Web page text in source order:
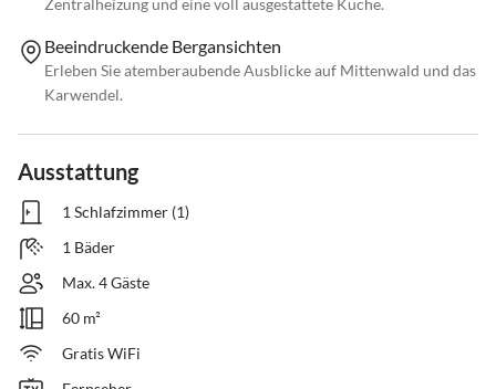
Zentralheizung und eine voll ausgestattete Küche.
Beeindruckende Bergansichten
Erleben Sie atemberaubende Ausblicke auf Mittenwald und das
Karwendel.
Ausstattung
1 Schlafzimmer (1)
1 Bäder
Max. 4 Gäste
60 m²
Gratis WiFi